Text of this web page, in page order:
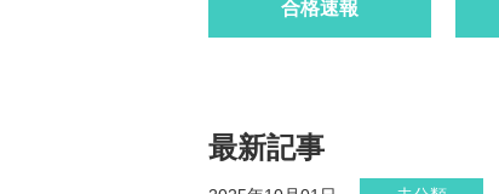
合格速報
最新記事